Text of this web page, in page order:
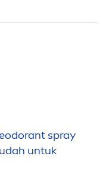
spray
untuk